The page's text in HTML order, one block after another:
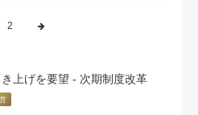
2
上げを要望 - 次期制度改革